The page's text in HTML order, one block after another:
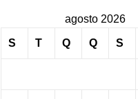
agosto 2026
S T Q Q S